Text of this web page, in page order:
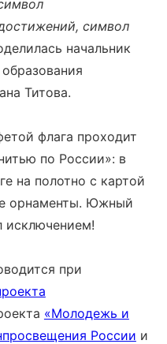
символ
начальник
Титова.
флага проходит
по России»: в
на полотно с картой
орнаменты. Южный
исключением!
при
«Молодежь и
России и